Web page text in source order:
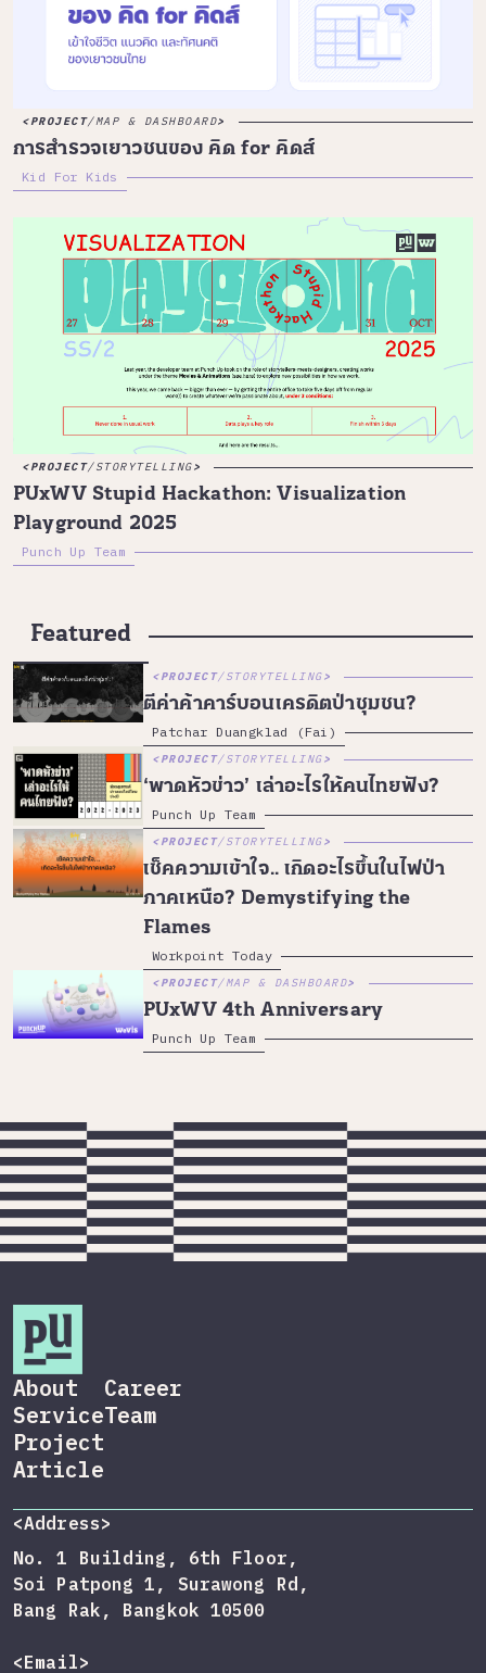
PROJECT/MAP & DASHBOARD
การสำรวจเยาวชนของ คิด for คิดส์
Kid For Kids
PROJECT/STORYTELLING
PUxWV Stupid Hackathon: Visualization
Playground 2025
Punch Up Team
Featured
PROJECT/STORYTELLING
ตีค่าค้าคาร์บอนเครดิตป่าชุมชน?
Patchar Duangklad (Fai)
PROJECT/STORYTELLING
‘พาดหัวข่าว’ เล่าอะไรให้คนไทยฟัง?
Punch Up Team
PROJECT/STORYTELLING
เช็คความเข้าใจ.. เกิดอะไรขึ้นในไฟป่า
ภาคเหนือ? Demystifying the
Flames
Workpoint Today
PROJECT/MAP & DASHBOARD
PUxWV 4th Anniversary
Punch Up Team
About
Service
Project
Article
Career
Team
<Address>
No. 1 Building, 6th Floor,
Soi Patpong 1, Surawong Rd,
Bang Rak, Bangkok 10500
<Email>